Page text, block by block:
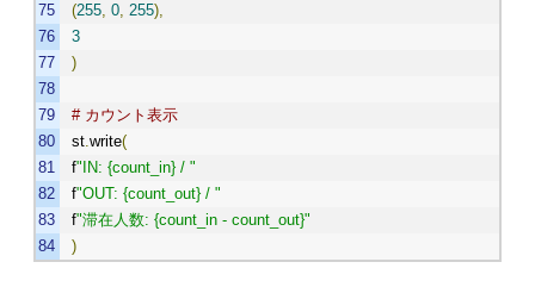
(255, 0, 255),
3
)
# カウント表示
st.write(
f"IN: {count_in} / "
f"OUT: {count_out} / "
f"滞在人数: {count_in - count_out}"
)